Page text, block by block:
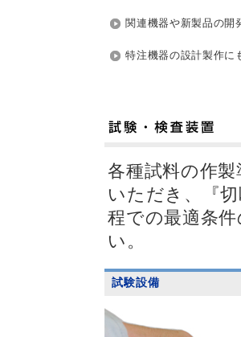
関連機器や新製品の開
特注機器の設計製作に
各種試料の作
いただき、『
程での最適条
い。
試験設備